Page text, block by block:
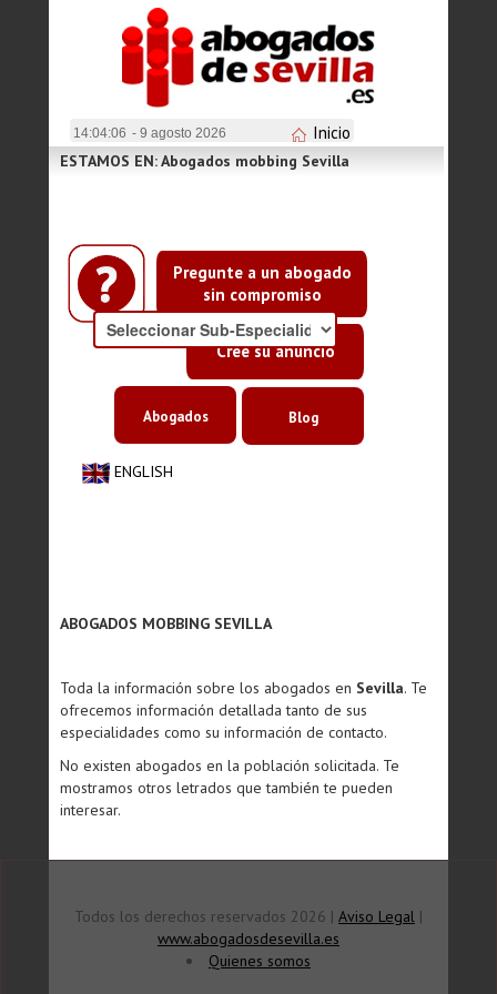
14:04:06 - 9 agosto 2026 Inicio
Pregunte a un abogado
sin compromiso
Cree su anuncio
ESTAMOS EN: Abogados mobbing Sevilla
ENGLISH
Abogados Blog
ABOGADOS MOBBING SEVILLA
Toda la información sobre los abogados en Sevilla. Te
ofrecemos información detallada tanto de sus
especialidades como su información de contacto.
No existen abogados en la población solicitada. Te
mostramos otros letrados que también te pueden
interesar.
Todos los derechos reservados 2026 | Aviso Legal |
www.abogadosdesevilla.es
Quienes somos